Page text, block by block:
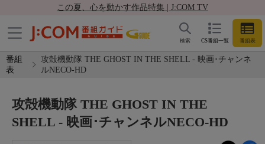
この夏、心を動かす作品特集 | J:COM TV
CS番組一覧 番組表
検索
番組
表
攻殻機動隊 THE GHOST IN THE SHELL - 映画･チャンネ
ルNECO-HD
攻殻機動隊 THE GHOST IN THE
SHELL - 映画･チャンネルNECO-HD